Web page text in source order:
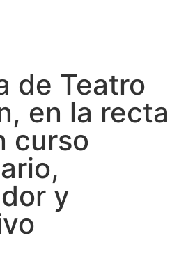
de Teatro
en la recta
curso
y